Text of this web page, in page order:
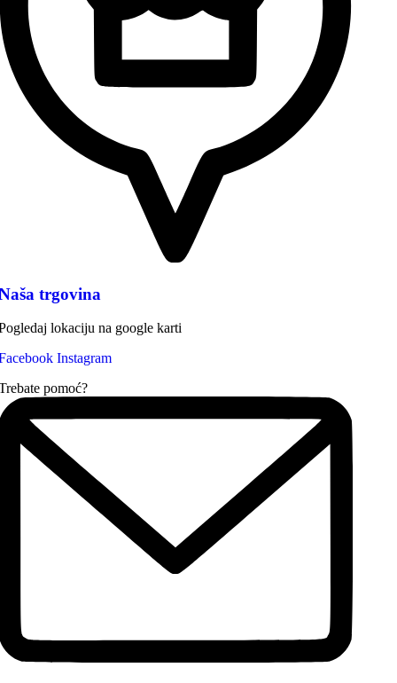
trgovina
lokaciju na google karti
Instagram
pomoć?